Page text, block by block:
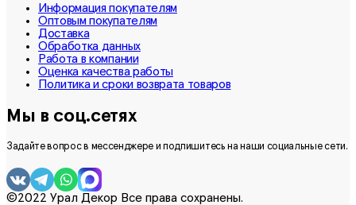
Информация покупателям
Оптовым покупателям
Доставка
Обработка данных
Работа в компании
Оценка качества работы
Политика и сроки возврата товаров
Мы в соц.сетях
Задайте вопрос в мессенджере и подпишитесь на наши социальные сети.
©2022 Урал Декор Все права сохранены.